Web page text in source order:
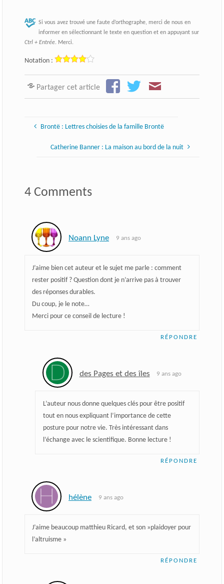
Si vous avez trouvé une faute d’orthographe, merci de nous en
informer en sélectionnant le texte en question et en appuyant sur
Ctrl + Entrée. Merci.
Notation :
Partager cet article
Brontë : Lettres choisies de la famille Brontë
Catherine Banner : La maison au bord de la nuit
4 Comments
Noann Lyne 9 ans ago
J’aime bien cet auteur et le sujet me parle : comment
rester positif ? Question dont je n’arrive pas à trouver
des réponses durables.
Du coup, je le note…
Merci pour ce conseil de lecture !
RÉPONDRE
des Pages et des îles 9 ans ago
L’auteur nous donne quelques clés pour être positif
tout en nous expliquant l’importance de cette
posture pour notre vie. Très intéressant dans
l’échange avec le scientifique. Bonne lecture !
RÉPONDRE
hélène 9 ans ago
J’aime beaucoup matthieu Ricard, et son »plaidoyer pour
l’altruisme »
RÉPONDRE